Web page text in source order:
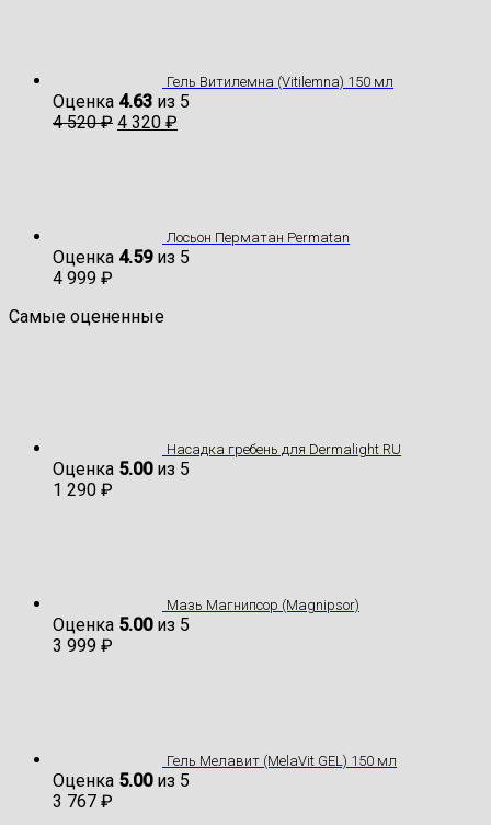
Гель Витилемна (Vitilemna) 150 мл
Оценка 4.63 из 5
4 520₽ 4 320 ₽
Лосьон Перматан Permatan
Оценка 4.59из 5
4 999 ₽
Самые оцененные
Насадка гребень для Dermalight RU
Оценка 5.00из 5
1 290 ₽
Мазь Магнипсор (Magnipsor)
Оценка 5.00из 5
3 999 ₽
Гель Мелавит (MelaVit GEL) 150 мл
Оценка 5.00из 5
3 767 ₽